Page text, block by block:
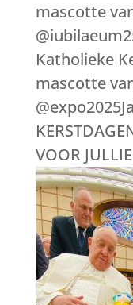
mascotte
Katholieke
mascotte
VOOR